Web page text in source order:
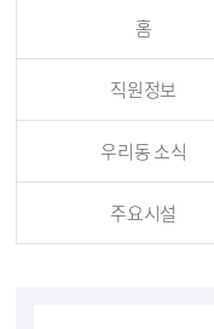
홈
직원정보
우리동 소식
주요시설